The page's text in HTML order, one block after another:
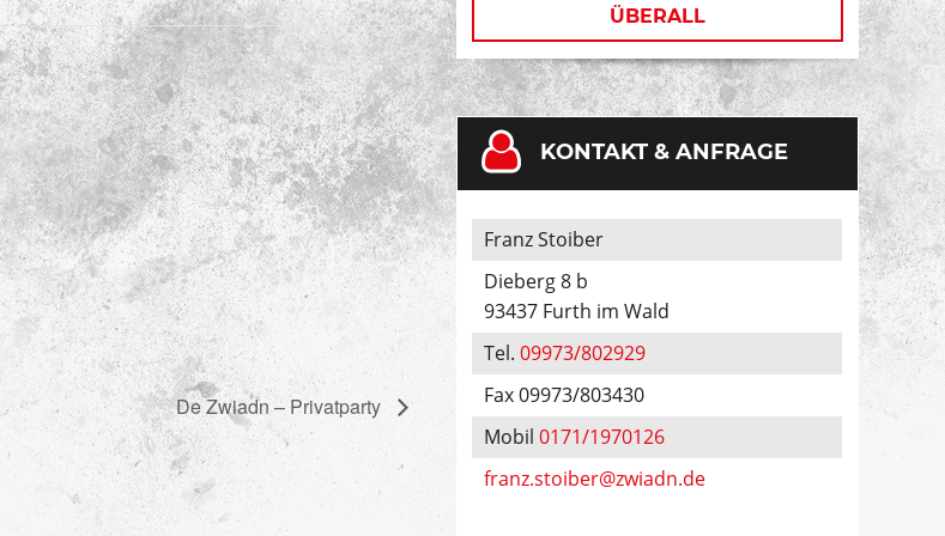
De Zwiadn – Privatparty
ÜBERALL
KONTAKT & ANFRAGE
Franz Stoiber
Dieberg 8 b
93437 Furth im Wald
Tel.09973/802929
Fax 09973/803430
Mobil0171/1970126
franz.stoiber@zwiadn.de